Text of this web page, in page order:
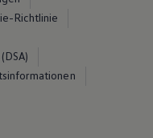
Richtlinie